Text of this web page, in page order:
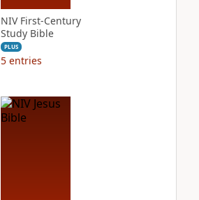
NIV First-Century
Study Bible
PLUS
5 entries